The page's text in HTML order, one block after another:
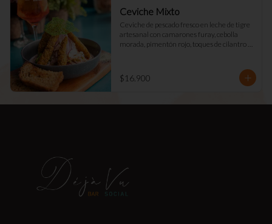
Ceviche Mixto
Ceviche de pescado fresco en leche de tigre
artesanal con camarones furay, cebolla
morada, pimentón rojo, toques de cilantro y
$16.900